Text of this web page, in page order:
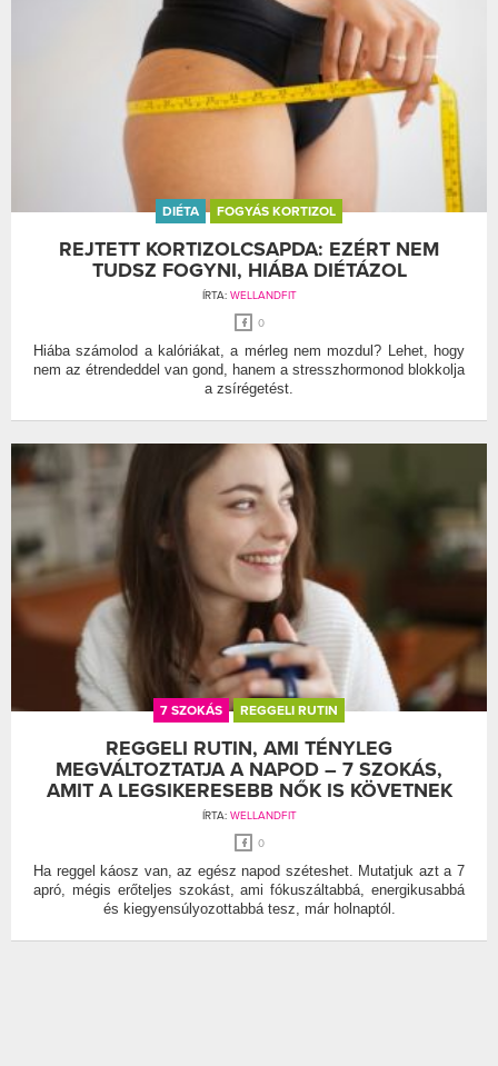
DIÉTA FOGYÁS KORTIZOL
REJTETT KORTIZOLCSAPDA: EZÉRT NEM
TUDSZ FOGYNI, HIÁBA DIÉTÁZOL
ÍRTA: WELLANDFIT
0
Hiába számolod a kalóriákat, a mérleg nem mozdul? Lehet, hogy
nem az étrendeddel van gond, hanem a stresszhormonod blokkolja
a zsírégetést.
7 SZOKÁS REGGELI RUTIN
REGGELI RUTIN, AMI TÉNYLEG
MEGVÁLTOZTATJA A NAPOD – 7 SZOKÁS,
AMIT A LEGSIKERESEBB NŐK IS KÖVETNEK
ÍRTA: WELLANDFIT
0
Ha reggel káosz van, az egész napod széteshet. Mutatjuk azt a 7
apró, mégis erőteljes szokást, ami fókuszáltabbá, energikusabbá
és kiegyensúlyozottabbá tesz, már holnaptól.